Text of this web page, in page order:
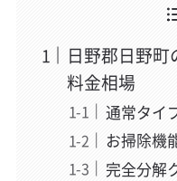
日野郡日野
料金相場
通常タイ
お掃除機
完全分解